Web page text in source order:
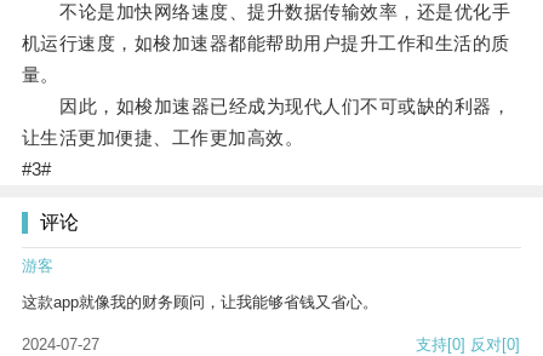
不论是加快网络速度、提升数据传输效率，还是优化手
机运行速度，如梭加速器都能帮助用户提升工作和生活的质
量。
因此，如梭加速器已经成为现代人们不可或缺的利器，
让生活更加便捷、工作更加高效。
#3#
评论
游客
这款app就像我的财务顾问，让我能够省钱又省心。
2024-07-27 支持[0] 反对[0]